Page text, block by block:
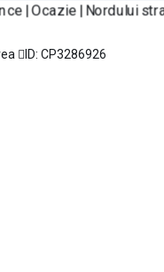
ID: CP3286926